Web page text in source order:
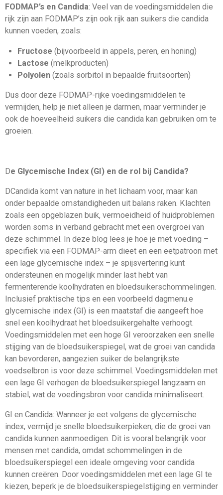
FODMAP’s en Candida: Veel van de voedingsmiddelen die
rijk zijn aan FODMAP’s zijn ook rijk aan suikers die candida
kunnen voeden, zoals:
Fructose (bijvoorbeeld in appels, peren, en honing)
Lactose (melkproducten)
Polyolen(zoals sorbitol in bepaalde fruitsoorten)
Dus door deze FODMAP-rijke voedingsmiddelen te
vermijden, help je niet alleen je darmen, maar verminder je
ook de hoeveelheid suikers die candida kan gebruiken om te
groeien.
De Glycemische Index (GI) en de rol bij Candida?
DCandida komt van nature in het lichaam voor, maar kan
onder bepaalde omstandigheden uit balans raken. Klachten
zoals een opgeblazen buik, vermoeidheid of huidproblemen
worden soms in verband gebracht met een overgroei van
deze schimmel. In deze blog lees je hoe je met voeding –
specifiek via een FODMAP-arm dieet en een eetpatroon met
een lage glycemische index – je spijsvertering kunt
ondersteunen en mogelijk minder last hebt van
fermenterende koolhydraten en bloedsuikerschommelingen.
Inclusief praktische tips en een voorbeeld dagmenu.e
glycemische index (GI) is een maatstaf die aangeeft hoe
snel een koolhydraat het bloedsuikergehalte verhoogt.
Voedingsmiddelen met een hoge GI veroorzaken een snelle
stijging van de bloedsuikerspiegel, wat de groei van candida
kan bevorderen, aangezien suiker de belangrijkste
voedselbron is voor deze schimmel. Voedingsmiddelen met
een lage GI verhogen de bloedsuikerspiegel langzaam en
stabiel, wat de voedingsbron voor candida minimaliseert.
GI en Candida: Wanneer je eet volgens de glycemische
index, vermijd je snelle bloedsuikerpieken, die de groei van
candida kunnen aanmoedigen. Dit is vooral belangrijk voor
mensen met candida, omdat schommelingen in de
bloedsuikerspiegel een ideale omgeving voor candida
kunnen creëren. Door voedingsmiddelen met een lage GI te
kiezen, beperk je de bloedsuikerspiegelstijging en verminder